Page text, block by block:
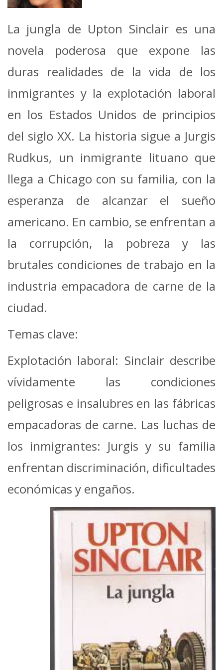
La jungla de Upton Sinclair es una
novela poderosa que expone las
duras realidades de la vida de los
inmigrantes y la explotación laboral
en los Estados Unidos de principios
del siglo XX. La historia sigue a Jurgis
Rudkus, un inmigrante lituano que
llega a Chicago con su familia, con la
esperanza de alcanzar el sueño
americano. En cambio, se enfrentan a
la corrupción, la pobreza y las
brutales condiciones de trabajo en la
industria empacadora de carne de la
ciudad.
Temas clave:
Explotación laboral: Sinclair describe
vívidamente las condiciones
peligrosas e insalubres en las fábricas
empacadoras de carne. Las luchas de
los inmigrantes: Jurgis y su familia
enfrentan discriminación, dificultades
económicas y engaños.